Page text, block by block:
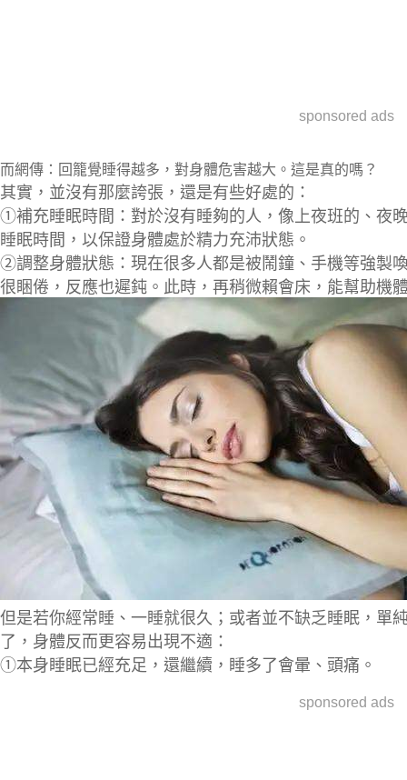
sponsored ads
而網傳：回籠覺睡得越多，對身體危害越大。這是真的嗎？
其實，並沒有那麼誇張，還是有些好處的：
①補充睡眠時間 ：對於沒有睡夠的人，像上夜班的、夜
睡眠時間，以保證身體處於精力充沛狀態 。
②調整身體狀態 ：現在很多人都是被鬧鐘、手機等強製
很睏倦，反應也遲鈍。此時，再稍微賴會床，能幫助機
但是若你經常睡、一睡就很久 ；或者並不缺乏睡眠，單
了，身體反而更容易出現不適：
①本身睡眠已經充足，還繼續， 睡多了會暈、頭痛 。
sponsored ads